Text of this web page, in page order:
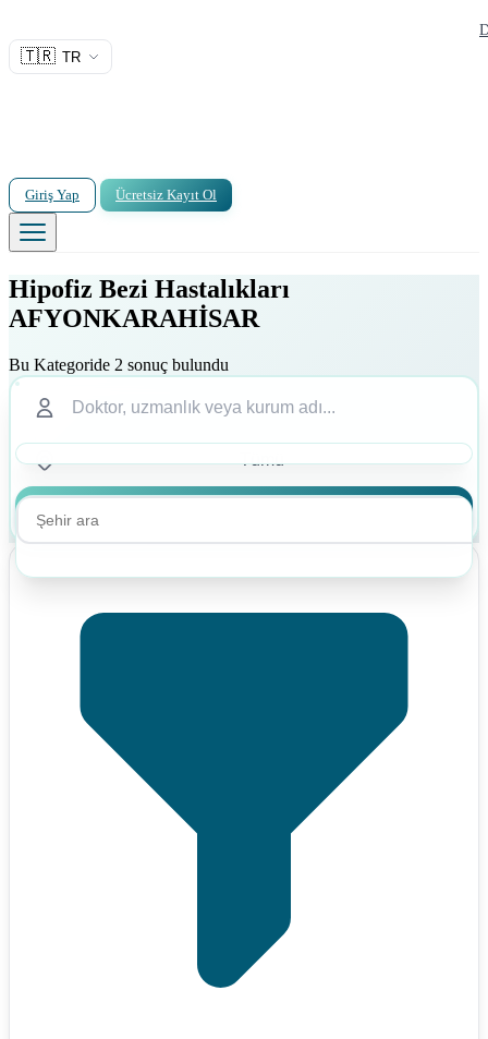
🇹🇷 TR
Giriş Yap Ücretsiz Kayıt Ol
Hipofiz Bezi Hastalıkları
AFYONKARAHİSAR
Bu Kategoride 2 sonuç bulundu